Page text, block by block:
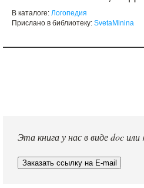
В каталоге: Логопедия
Прислано в библиотеку: SvetaMinina
Эта книга у нас в виде doc или